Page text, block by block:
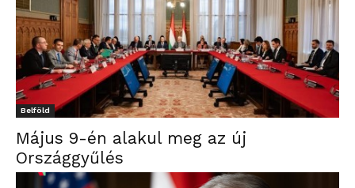
Belföld
Május 9-én alakul meg az új
Országgyűlés